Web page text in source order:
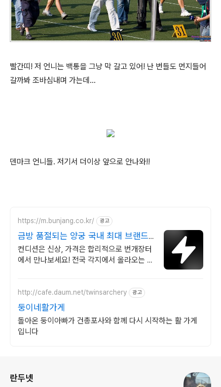
빨간띠! 저 언니는 백통을 그냥 막 갈고 있어! 난 번들도 먼지들어
갈까봐 조바심내며 가는데...
덴마크 언니들. 저기서 더이상 앞으로 안나와!!
https://m.bunjang.co.kr/ 광고
금방 품절되는 양궁 국내 최대 브랜드
중고거래
컨디션은 신상, 가격은 합리적으로 번개장터
에서 만나보세요! 전국 각지에서 올라오는 전
http://cafe.daum.net/twinsarchery 광고
둥이네활가게
돌아온 둥이아빠가 건총포사와 함께 다시 시작하는 활 가게
입니다
란두넷